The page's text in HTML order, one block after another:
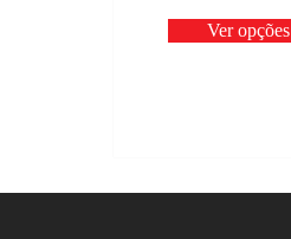
Ver opções